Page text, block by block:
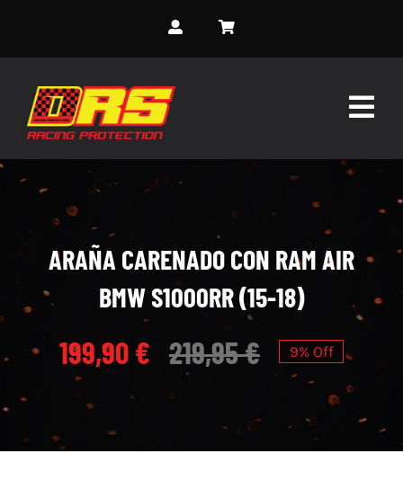
content
INICIO
SOBRE NOSOTROS
SERVICIOS
MONOS PERSONALIZADOS
EVENTOS
CONTACTO
ARAÑA CARENADO CON RAM AIR
BMW S1000RR (15-18)
219,95€
199,90€ 9% Off